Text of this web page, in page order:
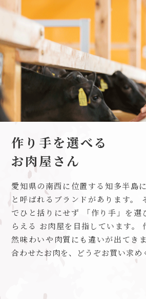
作り手を選べる
お肉屋さん
愛知県の南西に位置する知多半島
と呼ばれるブランドがあります。
でひと括りにせず
「作り手」を
らえる お肉屋を目指しています。
然味わいや肉質にも違いが出てき
合わせたお肉を、どうぞお買い求め